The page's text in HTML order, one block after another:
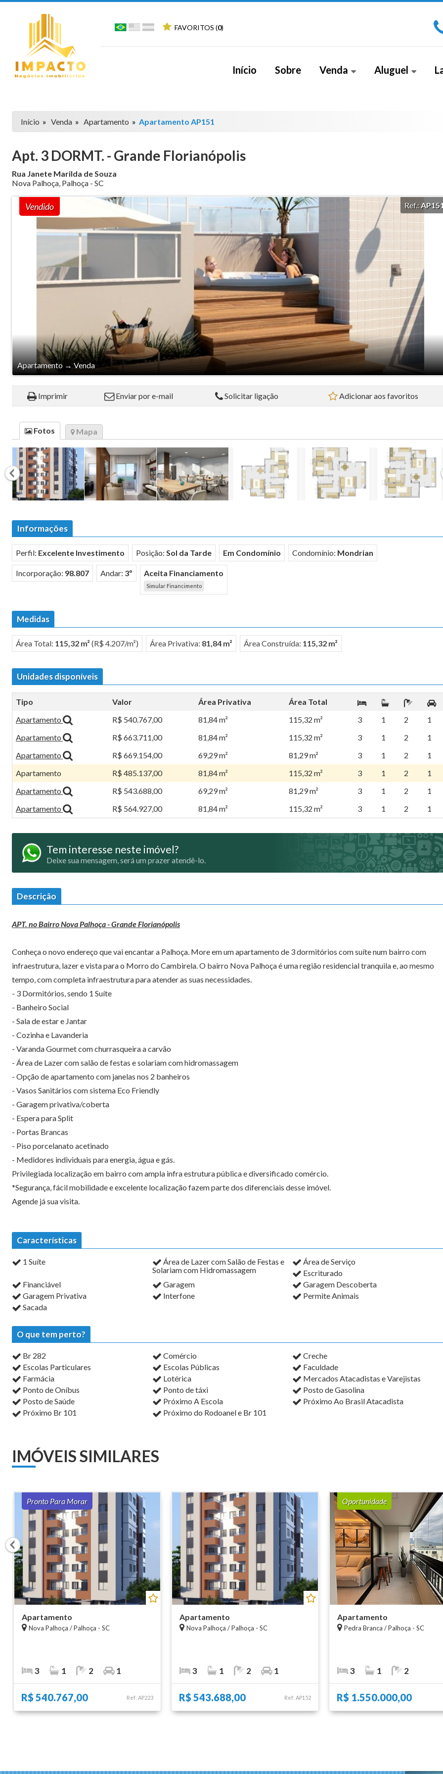
FAVORITOS (0)
Início Sobre Venda
Casa Duplex (8)
Flat (5)
Pousada (1)
Sala Comercial (4)
Sítio (2)
Sobrado (32)
Terreno (38)
Aluguel
Início » Venda » Apartamento » Apartamento AP151
Apt. 3 DORMT. - Grande Florianópolis
Rua Janete Marilda de Souza
Nova Palhoça, Palhoça - SC
Vendido
Apartamento → Venda
Ref.:
Imprimir Enviar por e-mail Solicitar ligação Adicionar aos favoritos
Fotos Mapa
Informações
Perfil: Excelente Investimento Posição: Sol da Tarde Em Condomínio Condomínio: Mondrian
Incorporação: 98.807 Andar: 3º Aceita Financiamento
Simular Financimento
Medidas
Área Total: 115,32 m² (R$ 4.207/m²) Área Privativa: 81,84 m² Área Construída: 115,32 m²
Unidades disponíveis
Tipo Valor Área Privativa
Área Total
Apartamento
R$ 540.767,00 81,84 m² 115,32 m² 3 1 2
1
Apartamento
R$ 663.711,00 81,84 m² 115,32 m² 3 1 2
1
Apartamento
R$ 669.154,00 69,29 m² 81,29 m² 3 1 2
1
Apartamento
R$ 485.137,00 81,84 m² 115,32 m² 3 1 2
1
Apartamento
R$ 543.688,00 69,29 m² 81,29 m² 3 1 2
1
Apartamento
R$ 564.927,00 81,84 m² 115,32 m² 3 1 2 1
Tem interesse neste imóvel?
Deixe sua mensagem, será um prazer atendê-lo.
Descrição
APT. no Bairro Nova Palhoça - Grande Florianópolis
Conheça o novo endereço que vai encantar a Palhoça. More em um apartamento de 3 dormitórios com suíte num bairro com
infraestrutura, lazer e vista para o Morro do Cambirela. O bairro Nova Palhoça é uma região residencial tranquila e, ao mesmo
tempo, com completa infraestrutura para atender as suas necessidades.
- 3 Dormitórios, sendo 1 Suíte
- Banheiro Social
- Sala de estar e Jantar
- Cozinha e Lavanderia
- Varanda Gourmet com churrasqueira a carvão
- Área de Lazer com salão de festas e solariam com hidromassagem
- Opção de apartamento com janelas nos 2 banheiros
- Vasos Sanitários com sistema Eco Friendly
- Garagem privativa/coberta
- Espera para Split
- Portas Brancas
- Piso porcelanato acetinado
- Medidores individuais para energia, água e gás.
Privilegiada localização em bairro com ampla infra estrutura pública e diversificado comércio.
*Segurança, fácil mobilidade e excelente localização fazem parte dos diferenciais desse imóvel.
Agende já sua visita.
Características
1 Suíte
Área de Lazer com Salão de Festas e
Solariam com Hidromassagem
Área de Serviço
Escriturado
Financiável
Garagem
Garagem Descoberta
Garagem Privativa
Interfone
Permite Animais
Sacada
O que tem perto?
Br 282 Comércio
Creche
Escolas Particulares
Escolas Públicas
Faculdade
Farmácia
Lotérica
Mercados Atacadistas e Varejistas
Ponto de Oníbus
Ponto de táxi
Posto de Gasolina
Posto de Saúde
Próximo A Escola
Próximo Ao Brasil Atacadista
Próximo Br 101
Próximo do Rodoanel e Br 101
IMÓVEIS SIMILARES
Pronto Para Morar
Ref: AP223
Apartamento
Nova Palhoça / Palhoça - SC
R$ 540.767,00
3 1 2 1
Ref: AP152
Apartamento
Nova Palhoça / Palhoça - SC
R$ 543.688,00
3 1 2 1
Oportunidade
Apartamento
Pedra Branca / Palhoça - SC
R$ 1.550.000,00
3 1 2